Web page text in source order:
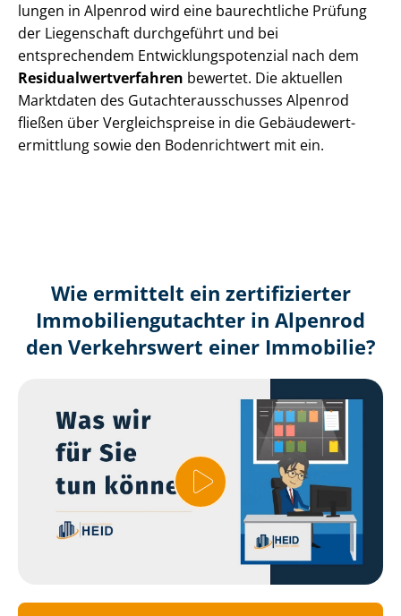
lun­gen in Alpenrod wird eine baurechtliche Prüfung
der Liegenschaft durchgeführt und bei
entsprechendem Ent­wick­lungs­po­ten­zi­al nach dem
Re­si­du­al­wert­ver­fah­ren bewertet. Die aktuellen
Marktdaten des Gut­ach­ter­aus­schus­ses Alpenrod
fließen über Ver­gleichs­prei­se in die Ge­bäu­de­wert­
ermitt­lung sowie den Bodenrichtwert mit ein.
Wie ermittelt ein zertifizierter
Immobilien­gutachter in Alpenrod
den Verkehrswert einer Immobilie?